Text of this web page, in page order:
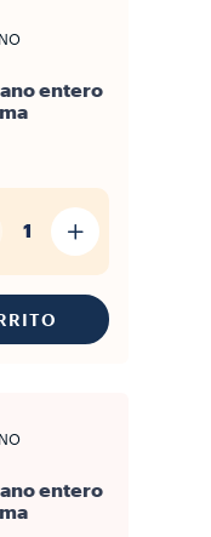
entero
1
entero